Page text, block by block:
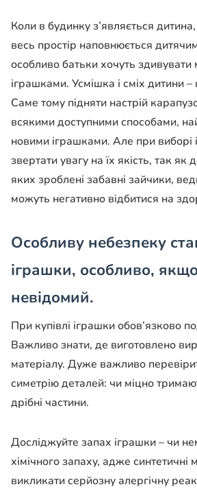
Коли в будинку з’являється
весь простір наповнюється
особливо батьки хочуть
іграшками. Усмішка і сміх дитини
Саме тому підняти настрій
всякими доступними способами,
новими іграшками. Але при виборі
звертати увагу на їх якість, так як
яких зроблені забавні зайчики,
можуть негативно відбитися на
Особливу небезпеку
іграшки, особливо,
невідомий.
При купівлі іграшки обов’язково
Важливо знати, де виготовлено
матеріалу. Дуже важливо
симетрію деталей: чи міцно
дрібні частини.
Досліджуйте запах іграшки – чи
хімічного запаху, адже синтетичні
викликати серйозну алергічну